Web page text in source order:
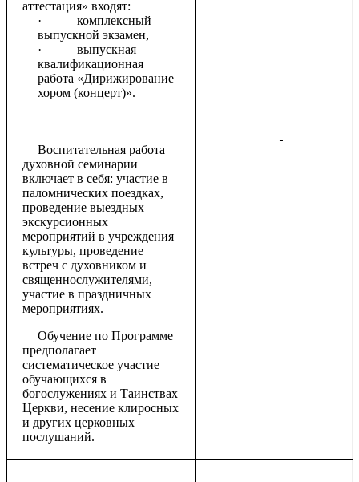
аттестация» входят:
·
комплексный
выпускной экзамен,
·
выпускная
квалификационная
работа «Дирижирование
хором (концерт)».
Воспитательная работа
духовной семинарии
включает в себя: участие в
паломнических поездках,
проведение выездных
экскурсионных
мероприятий в учреждения
культуры, проведение
встреч с духовником и
священнослужителями,
участие в праздничных
мероприятиях.
Обучение по Программе
предполагает
систематическое участие
обучающихся в
богослужениях и Таинствах
Церкви, несение клиросных
и других церковных
послушаний.